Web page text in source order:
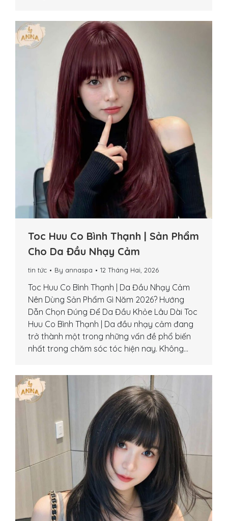
Toc Huu Co Bình Thạnh | Sản Phẩm
Cho Da Đầu Nhạy Cảm
tin tức By annaspa 12 Tháng Hai, 2026
Toc Huu Co Bình Thạnh | Da Đầu Nhạy Cảm
Nên Dùng Sản Phẩm Gì Năm 2026? Hướng
Dẫn Chọn Đúng Để Da Đầu Khỏe Lâu Dài Toc
Huu Co Bình Thạnh | Da đầu nhạy cảm đang
trở thành một trong những vấn đề phổ biến
nhất trong chăm sóc tóc hiện nay. Không…